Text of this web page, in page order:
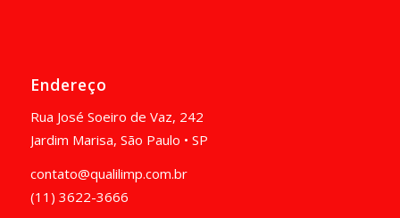
Endereço
Rua José Soeiro de Vaz, 242
Jardim Marisa, São Paulo • SP
contato@qualilimp.com.br
(11) 3622-3666